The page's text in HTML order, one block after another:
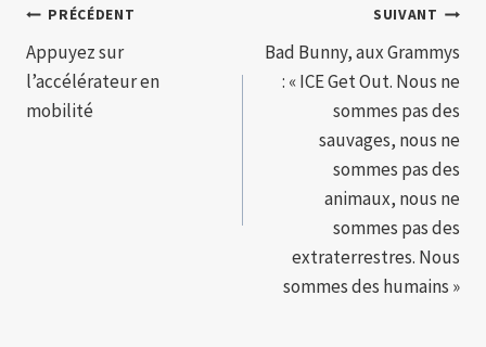
Navigation
de
l’article
PRÉCÉDENT
Appuyez sur
l’accélérateur en
mobilité
SUIVANT
Bad Bunny, aux Grammys
: « ICE Get Out. Nous ne
sommes pas des
sauvages, nous ne
sommes pas des
animaux, nous ne
sommes pas des
extraterrestres. Nous
sommes des humains »